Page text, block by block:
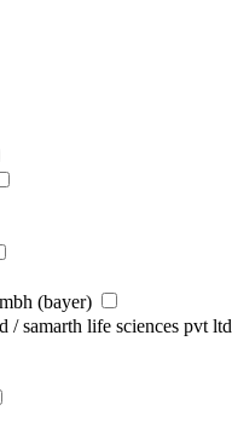
(bayer)
/ samarth life sciences pvt ltd